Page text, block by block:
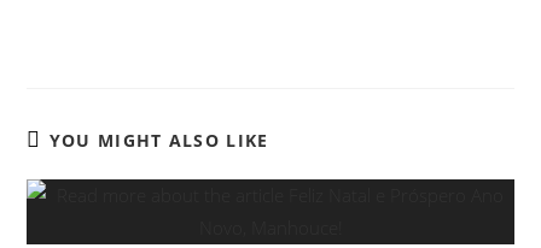
YOU MIGHT ALSO LIKE